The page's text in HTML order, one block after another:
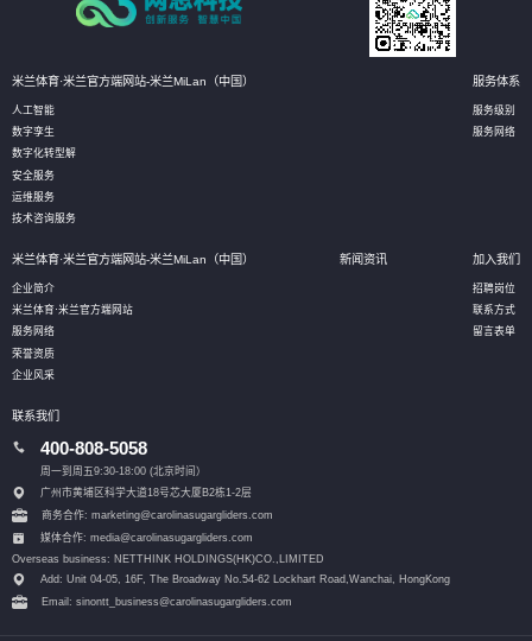
米兰体育·米兰官方端网站-米兰MiLan（中国）
人工智能
数字孪生
数字化转型解
安全服务
运维服务
技术咨询服务
服务体系
服务级别
服务网络
米兰体育·米兰官方端网站-米兰MiLan（中国）
企业简介
米兰体育·米兰官方端网站
服务网络
荣誉资质
企业风采
新闻资讯 加入我们
招聘岗位
联系方式
留言表单
联系我们
400-808-5058
周一到周五9:30-18:00 (北京时间）
广州市黄埔区科学大道18号芯大厦B2栋1-2层
商务合作: marketing@carolinasugargliders.com
媒体合作: media@carolinasugargliders.com
Overseas business: NETTHINK HOLDINGS(HK)CO.,LIMITED
Add: Unit 04-05, 16F, The Broadway No.54-62 Lockhart Road,Wanchai, HongKong
Email: sinontt_business@carolinasugargliders.com